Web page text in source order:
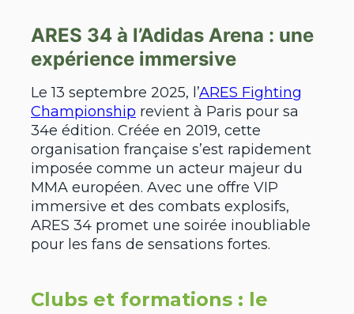
ARES 34 à l’Adidas Arena : une
expérience immersive
Le 13 septembre 2025, l’ARES Fighting
Championship revient à Paris pour sa
34e édition. Créée en 2019, cette
organisation française s’est rapidement
imposée comme un acteur majeur du
MMA européen. Avec une offre VIP
immersive et des combats explosifs,
ARES 34 promet une soirée inoubliable
pour les fans de sensations fortes.
Clubs et formations : le